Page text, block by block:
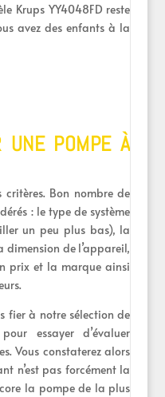
Krups YY4048FD reste
avez des enfants à la
UNE POMPE À
Bon nombre de
: le type de système
un peu plus bas), la
de l’appareil,
prix et la marque ainsi
fier à notre sélection de
essayer d’évaluer
Vous constaterez alors
n’est pas forcément la
la pompe de la plus